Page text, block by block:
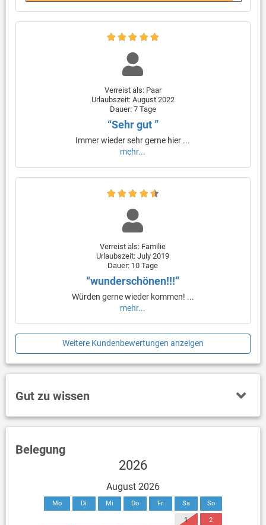
Verreist als: Paar
Urlaubszeit: August 2022
Dauer: 7 Tage
“Sehr gut ”
Immer wieder sehr gerne hier ...
mehr...
Verreist als: Familie
Urlaubszeit: July 2019
Dauer: 10 Tage
“wunderschönen!!!”
Würden gerne wieder kommen! ...
mehr...
Weitere Kundenbewertungen anzeigen
Gut zu wissen
Belegung
2026
August 2026
Mo Di Mi Do Fr Sa So
1 2